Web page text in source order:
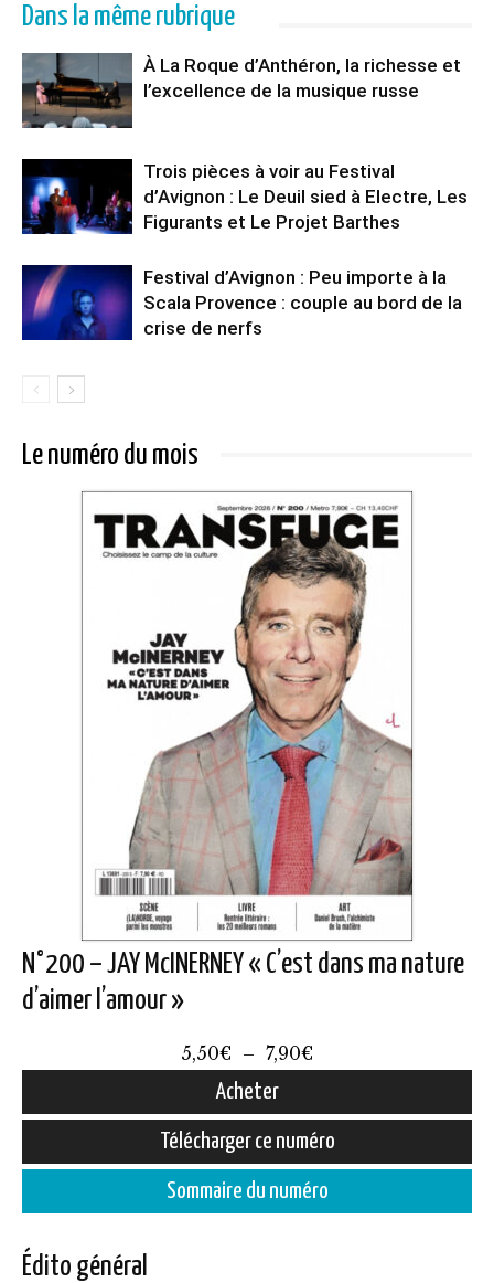
Dans la même rubrique
À La Roque d’Anthéron, la richesse et
l’excellence de la musique russe
Trois pièces à voir au Festival
d’Avignon : Le Deuil sied à Electre, Les
Figurants et Le Projet Barthes
Festival d’Avignon : Peu importe à la
Scala Provence : couple au bord de la
crise de nerfs
Le numéro du mois
N°200 – JAY McINERNEY « C’est dans ma nature
d’aimer l’amour »
5,50€ – 7,90€
prix :
5,50€
à
7,90€
Acheter
produit
variations.
Télécharger ce numéro
Sommaire du numéro
Édito général